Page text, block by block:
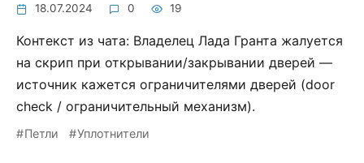
18.07.2024 0 19
Контекст из чата: Владелец Лада Гранта жалуется
на скрип при открывании/закрывании дверей —
источник кажется ограничителями дверей (door
check / ограничительный механизм).
Петли Уплотнители